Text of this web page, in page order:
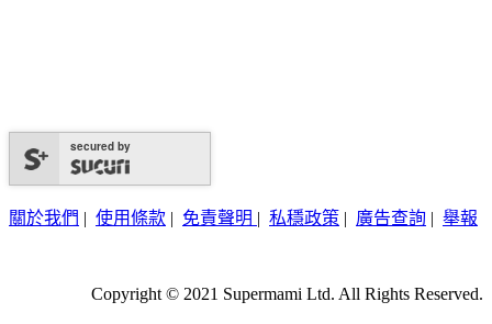
secured by
關於我們 | 使用條款 | 免責聲明 | 私穩政策 | 廣告查詢 | 舉報
Copyright © 2021 Supermami Ltd. All Rights Reserved.